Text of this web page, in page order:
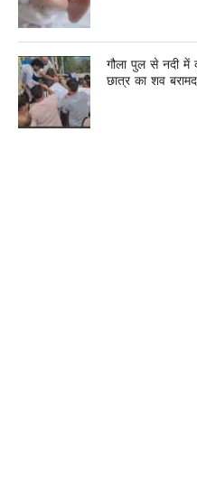
गौला पुल से नदी में
छात्र का शव